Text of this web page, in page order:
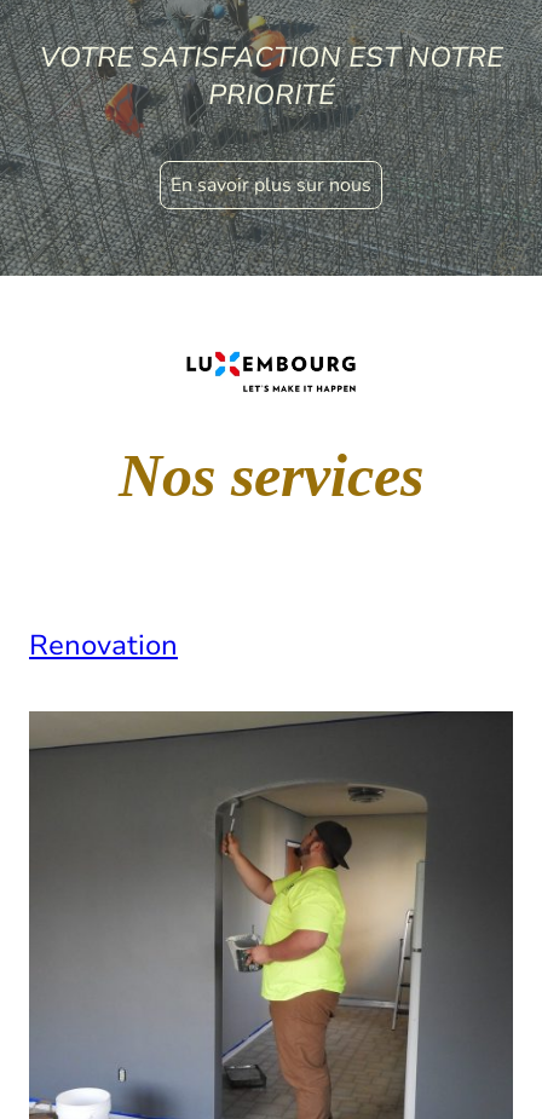
VOTRE SATISFACTIONEST NOTRE
PRIORITÉ
En savoir plus sur nous
Nos services
Renovation